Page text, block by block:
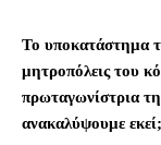
Το υποκατάστημα
μητροπόλεις του
πρωταγωνίστρια
ανακαλύψουμε εκεί;